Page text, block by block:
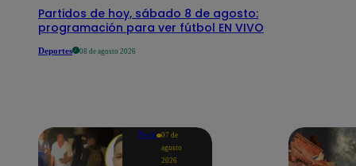
Partidos de hoy, sábado 8 de agosto:
programación para ver fútbol EN VIVO
Deportes 08 de agosto 2026
Perú 07 de
agosto
2026